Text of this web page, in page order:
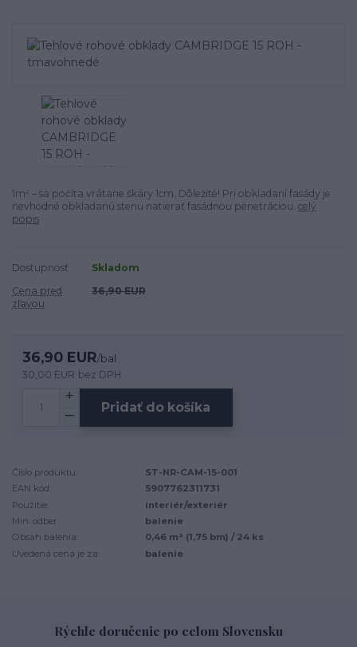
1m² – sa počíta vrátane škáry 1cm. Dôležité! Pri obkladaní fasády je
nevhodné obkladanú stenu natierať fasádnou penetráciou. celý
popis
Dostupnosť
Skladom
Cena pred
zľavou
36,90 EUR
36,90 EUR/bal
30,00 EUR bez DPH
Pridať do košíka
Číslo produktu:
ST-NR-CAM-15-001
EAN kód:
5907762311731
Použitie:
interiér/exteriér
Min. odber:
balenie
Obsah balenia:
0,46 m² (1,75 bm) / 24 ks
Uvedená cena je za:
balenie
Rýchle doručenie po celom Slovensku